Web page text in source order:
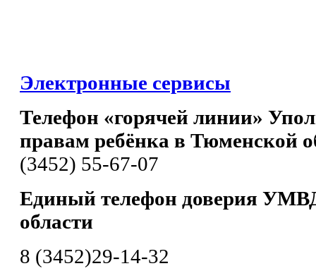
Электронные сервисы
Телефон «горячей линии»
правам ребёнка в Тюменской
(3452) 55-67-07
Единый телефон доверия
области
8 (3452)29-14-32